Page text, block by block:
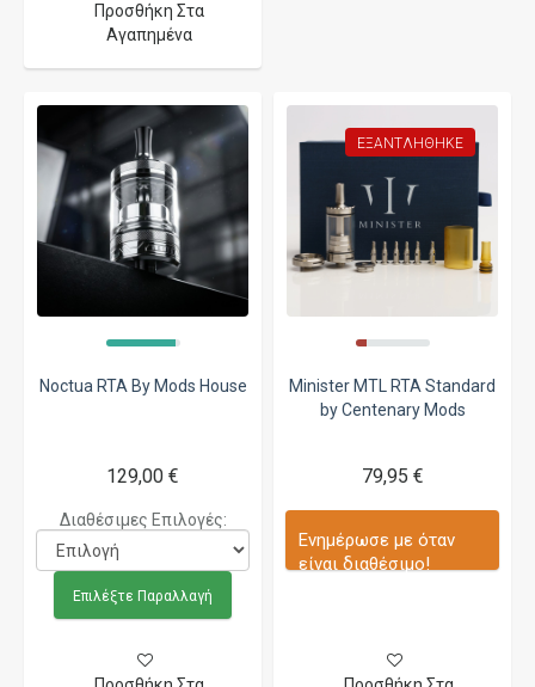
Προσθήκη Στα
Αγαπημένα
Noctua RTA By Mods House
129,00 €
Διαθέσιμες Επιλογές:
Επιλέξτε Παραλλαγή
ΕΞΑΝΤΛΉΘΗΚΕ
Minister MTL RTA Standard
by Centenary Mods
79,95 €
Ενημέρωσε με όταν
είναι διαθέσιμο!